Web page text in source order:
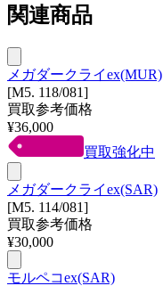
関連商品
メガダークライex(MUR)
[M5. 118/081]
買取参考価格
¥36,000
買取強化中
メガダークライex(SAR)
[M5. 114/081]
買取参考価格
¥30,000
モルペコex(SAR)